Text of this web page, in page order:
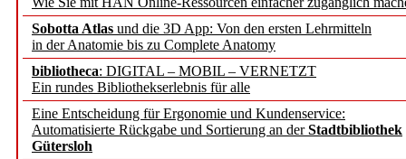
Sobotta Atlas und die 3D App: Von den ersten Lehrmitteln
in der Anatomie bis zu Complete Anatomy
bibliotheca: DIGITAL – MOBIL – VERNETZT
Ein rundes Bibliothekserlebnis für alle
Eine Entscheidung für Ergonomie und Kundenservice:
Automatisierte Rückgabe und Sortierung an derStadtbibliothek
Gütersloh
jedem Experiment
DFG setzt Förderung
FAIRmat fort